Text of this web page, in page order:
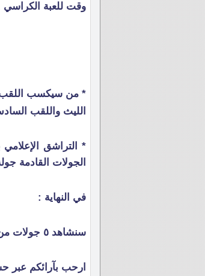
وقت للعبة الكراسي
* من سيكسب اللقب
الليث واللقب
* التراشق
الجولات القادمة
في النهاية :
سنشاهد ٥ جولات من نار في صراعي اللقب من جهة ، وتفادي الهبوط من جهة أخرى .
ارحب بآرائكم عبر